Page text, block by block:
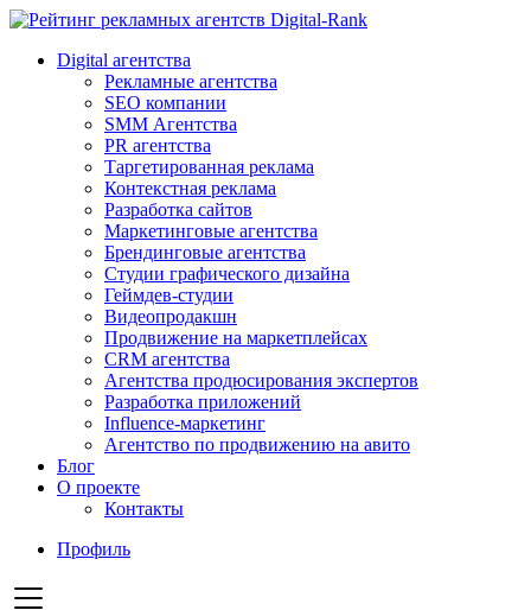
Digital-Rank
Digital агентства
Рекламные агентства
SEO компании
SMM Агентства
PR агентства
Таргетированная реклама
Контекстная реклама
Разработка сайтов
Маркетинговые агентства
Брендинговые агентства
Студии графического дизайна
Геймдев-студии
Видеопродакшн
Продвижение на маркетплейсах
CRM агентства
Агентства продюсирования экспертов
Разработка приложений
Influence-маркетинг
Агентство по продвижению на авито
Блог
О проекте
Контакты
Профиль